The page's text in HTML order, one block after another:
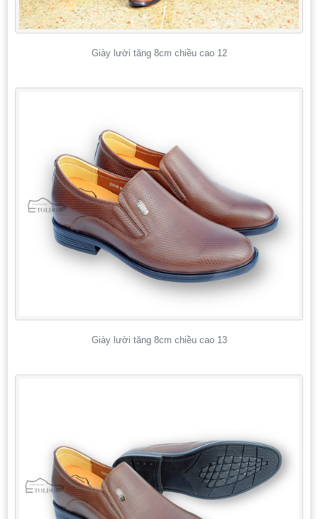
Giày lười tăng 8cm chiều cao 12
Giày lười tăng 8cm chiều cao 13